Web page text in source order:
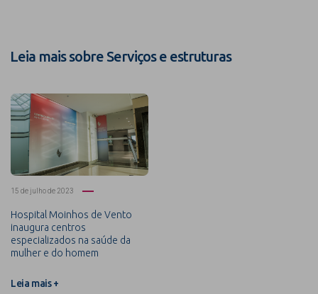
Leia mais sobre Serviços e estruturas
15 de julho de 2023
Hospital Moinhos de Vento
inaugura centros
especializados na saúde da
mulher e do homem
Leia mais +